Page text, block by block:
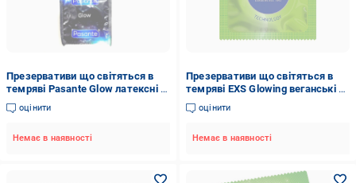
Презервативи що світяться в
темряві Pasante Glow латексні 6
шт. (1120KA-1)
оцінити
Немає в наявності
Презервативи що світяться в
темряві EXS Glowing веганські 5
шт. (EXS102528)
оцінити
Немає в наявності